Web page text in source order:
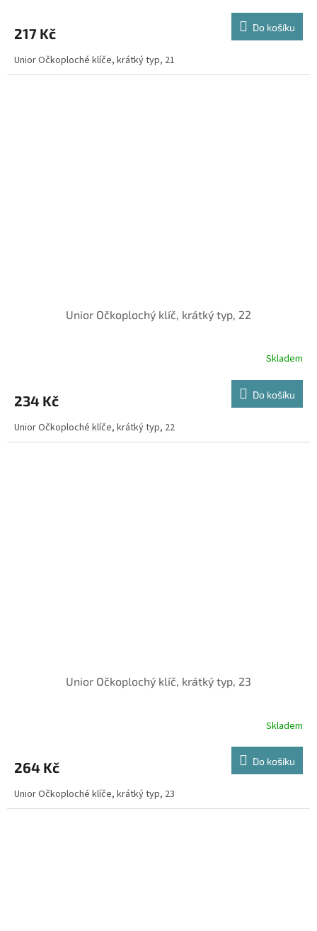
217 Kč Do košíku
Unior Očkoploché klíče, krátký typ, 21
Unior Očkoplochý klíč, krátký typ, 22
Skladem
234 Kč Do košíku
Unior Očkoploché klíče, krátký typ, 22
Unior Očkoplochý klíč, krátký typ, 23
Skladem
264 Kč Do košíku
Unior Očkoploché klíče, krátký typ, 23